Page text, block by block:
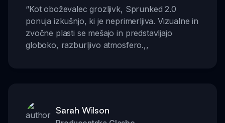
“Kot oboževalec grozljivk, Sprunked 2.0
ponuja izkušnjo, ki je neprimerljiva. Vizualne in
zvočne plasti se mešajo in predstavljajo
globoko, razburljivo atmosfero.,,
Sarah Wilson